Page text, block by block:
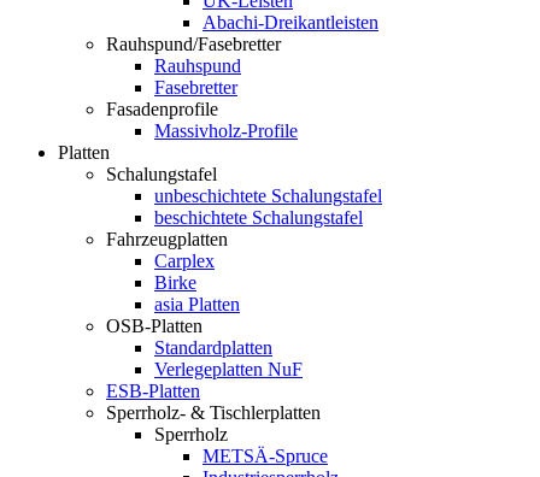
Abachi-Dreikantleisten
Rauhspund/Fasebretter
Rauhspund
Fasebretter
Fasadenprofile
Massivholz-Profile
Platten
Schalungstafel
unbeschichtete Schalungstafel
beschichtete Schalungstafel
Fahrzeugplatten
Carplex
Birke
asia Platten
OSB-Platten
Standardplatten
Verlegeplatten NuF
ESB-Platten
Sperrholz- & Tischlerplatten
Sperrholz
METSÄ-Spruce